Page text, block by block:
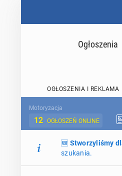
Ogłoszenia
OGŁOSZENIA I REKLAMA
Motoryzacja
12 OGŁOSZEŃ ONLINE
🆕 Stworzyliśmy
szukania.